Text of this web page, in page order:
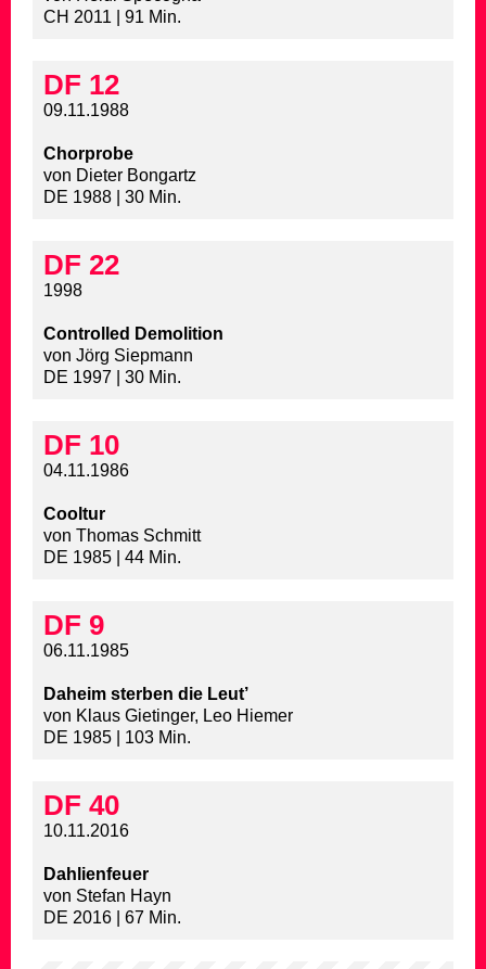
CH 2011 | 91 Min.
DF 12
09.11.1988
Chorprobe
von Dieter Bongartz
DE 1988 | 30 Min.
DF 22
1998
Controlled Demolition
von Jörg Siepmann
DE 1997 | 30 Min.
DF 10
04.11.1986
Cooltur
von Thomas Schmitt
DE 1985 | 44 Min.
DF 9
06.11.1985
Daheim sterben die Leut’
von Klaus Gietinger, Leo Hiemer
DE 1985 | 103 Min.
DF 40
10.11.2016
Dahlienfeuer
von Stefan Hayn
DE 2016 | 67 Min.